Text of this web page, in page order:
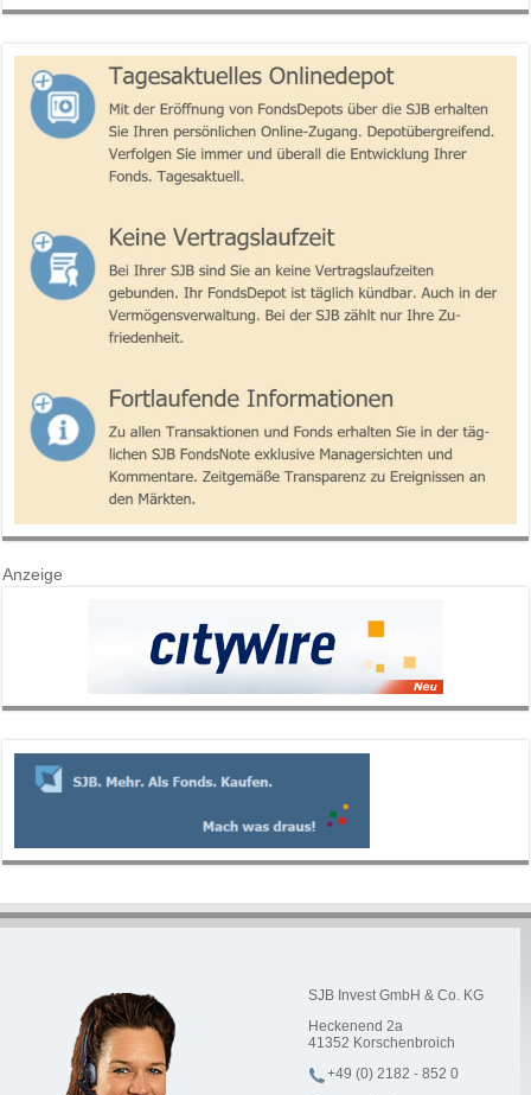
Anzeige
SJB Invest GmbH & Co. KG
Heckenend 2a
41352 Korschenbroich
+49 (0) 2182 - 852 0